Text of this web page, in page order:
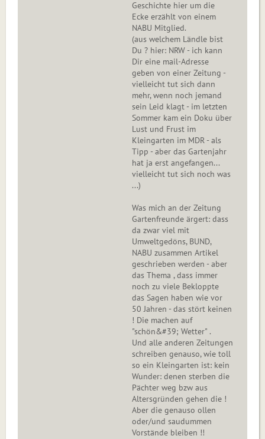
Geschichte hier um die
Ecke erzählt von einem
NABU Mitglied.
(aus welchem Ländle bist
Du ? hier: NRW - ich kann
Dir eine mail-Adresse
geben von einer Zeitung -
vielleicht tut sich dann
mehr, wenn noch jemand
sein Leid klagt - im letzten
Sommer kam ein Doku über
Lust und Frust im
Kleingarten im MDR - als
Tipp - aber das Gartenjahr
hat ja erst angefangen...
vielleicht tut sich noch was
...)
Was mich an der Zeitung
Gartenfreunde ärgert: dass
da zwar viel mit
Umweltgedöns, BUND,
NABU zusammen Artikel
geschrieben werden - aber
das Thema , dass immer
noch zu viele Bekloppte
das Sagen haben wie vor
50 Jahren - das stört keinen
! Die machen auf
"schön&#39; Wetter" .
Und alle anderen Zeitungen
schreiben genauso, wie toll
so ein Kleingarten ist: kein
Wunder: denen sterben die
Pächter weg bzw aus
Altersgründen gehen die !
Aber die genauso ollen
oder/und saudummen
Vorstände bleiben !!